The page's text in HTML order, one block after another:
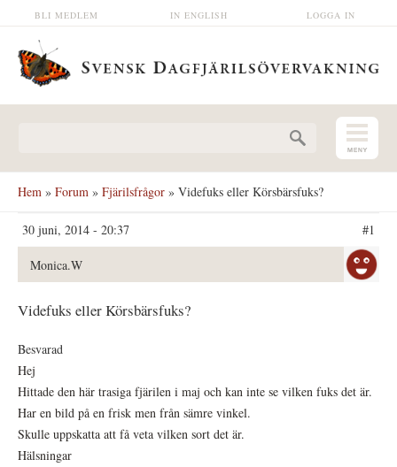
Hoppa till huvudinnehåll LOGGA IN
IN ENGLISH
BLI MEDLEM
Hem » Forum » Fjärilsfrågor » Videfuks eller Körsbärsfuks?
30 juni, 2014 - 20:37 #1
Monica.W
Videfuks eller Körsbärsfuks?
Besvarad
Hej
Hittade den här trasiga fjärilen i maj och kan inte se vilken fuks det är.
Har en bild på en frisk men från sämre vinkel.
Skulle uppskatta att få veta vilken sort det är.
Hälsningar